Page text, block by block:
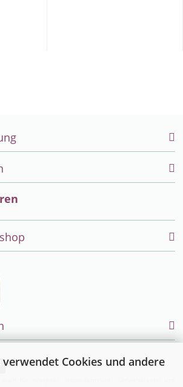
verwendet Cookies und andere
für Allergiker, Neurodermitiker, Umweltkranke und